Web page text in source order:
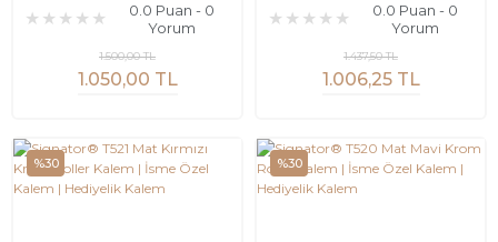
0.0 Puan - 0
Yorum
1.050,00 TL
1.500,00 TL
0.0 Puan - 0
Yorum
1.006,25 TL
1.437,50 TL
%30 %30